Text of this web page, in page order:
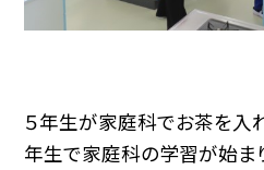
５年生が家庭科でお茶を入
年生で家庭科の学習が始ま